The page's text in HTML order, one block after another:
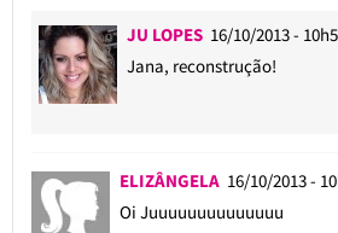
JU LOPES 16/10/2013 -
Jana, reconstrução!
ELIZÂNGELA 16/10/2013 -
Oi Juuuuuuuuuuuuuu